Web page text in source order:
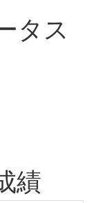
タス
績